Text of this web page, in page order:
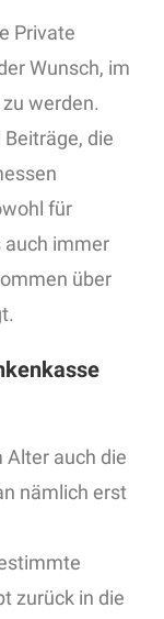
Private
Wunsch, im
werden.
die
für
auch immer
über
Alter auch die
nämlich erst
zurück in die